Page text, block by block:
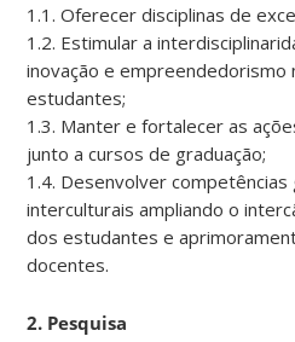
1.1. Oferecer disciplinas de
1.2. Estimular a
inovação e empreendedorismo
estudantes;
1.3. Manter e fortalecer as
junto a cursos de graduação;
1.4. Desenvolver competências
interculturais ampliando o
dos estudantes e
docentes.
2. Pesquisa